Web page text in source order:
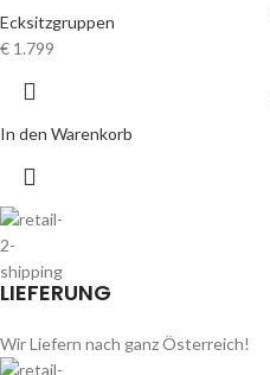
Ecksitzgruppen
€ 1.799
In den Warenkorb
LIEFERUNG
Wir Liefern nach ganz Österreich!